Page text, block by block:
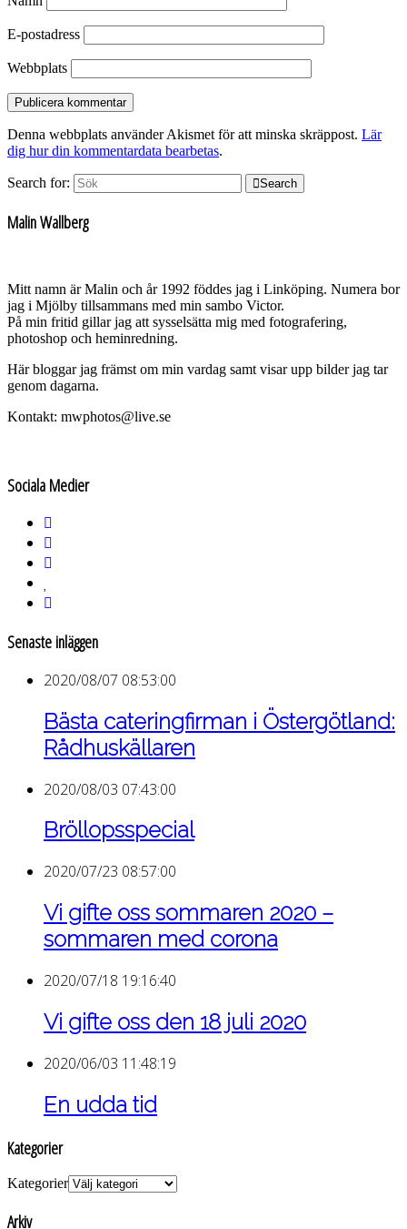
E-postadress
Webbplats
Denna webbplats använder Akismet för att minska skräppost. Lär
dig hur din kommentardata bearbetas.
Search for: Search
Malin Wallberg
Mitt namn är Malin och år 1992 föddes jag i Linköping. Numera bor
jag i Mjölby tillsammans med min sambo Victor.
På min fritid gillar jag att sysselsätta mig med fotografering,
photoshop och heminredning.
Här bloggar jag främst om min vardag samt visar upp bilder jag tar
genom dagarna.
Kontakt: mwphotos@live.se
Sociala Medier
Senaste inläggen
2020/08/07 08:53:00
Bästa cateringfirman i Östergötland:
Rådhuskällaren
2020/08/03 07:43:00
Bröllopsspecial
2020/07/23 08:57:00
Vi gifte oss sommaren 2020 –
sommaren med corona
2020/07/18 19:16:40
Vi gifte oss den 18 juli 2020
2020/06/03 11:48:19
En udda tid
Kategorier
Kategorier
Arkiv